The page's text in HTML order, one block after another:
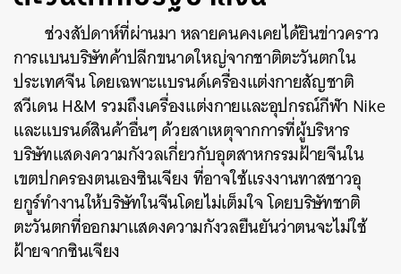
ช่วงสัปดาห์ที่ผ่านมา หลายคนคงเคยได้ยินข่าวคราว
การแบนบริษัทค้าปลีกขนาดใหญ่จากชาติตะวันตกใน
ประเทศจีน โดยเฉพาะแบรนด์เครื่องแต่งกายสัญชาติ
สวีเดน H&M รวมถึงเครื่องแต่งกายและอุปกรณ์กีฬา Nike
และแบรนด์สินค้าอื่นๆ ด้วยสาเหตุจากการที่ผู้บริหาร
บริษัทแสดงความกังวลเกี่ยวกับอุตสาหกรรมฝ้ายจีนใน
เขตปกครองตนเองซินเจียง ที่อาจใช้แรงงานทาสชาวอุ
ยกูร์ทำงานให้บริษัทในจีนโดยไม่เต็มใจ โดยบริษัทชาติ
ตะวันตกที่ออกมาแสดงความกังวลยืนยันว่าตนจะไม่ใช้
ฝ้ายจากซินเจียง